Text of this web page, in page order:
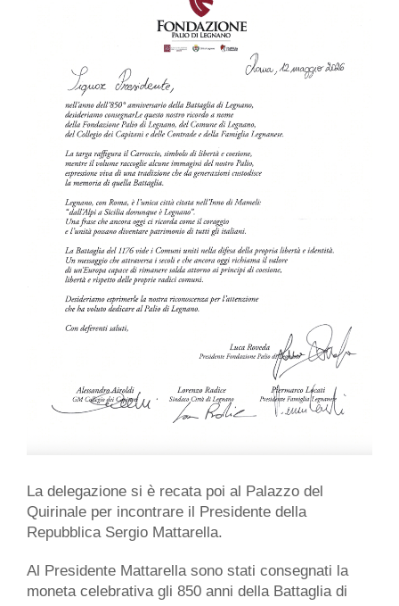
La delegazione si è recata poi al Palazzo del
Quirinale per incontrare il Presidente della
Repubblica Sergio Mattarella.
Al Presidente Mattarella sono stati consegnati la
moneta celebrativa gli 850 anni della Battaglia di